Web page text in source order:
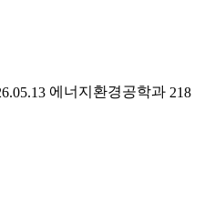
에너지환경공학과 218